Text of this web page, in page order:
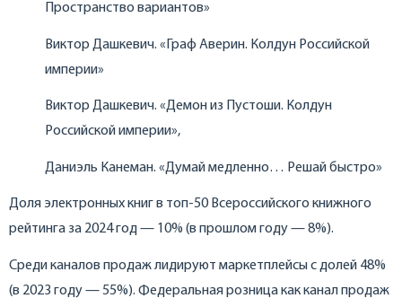
Пространство вариантов»
Виктор Дашкевич. «Граф Аверин. Колдун Российской
империи»
Виктор Дашкевич. «Демон из Пустоши. Колдун
Российской империи»,
Даниэль Канеман. «Думай медленно… Решай быстро»
Доля электронных книг в топ-50 Всероссийского книжного
рейтинга за 2024 год — 10% (в прошлом году — 8%).
Среди каналов продаж лидируют маркетплейсы с долей 48%
(в 2023 году — 55%). Федеральная розница как канал продаж